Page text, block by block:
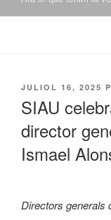
PUBLICAT
JULIOL 16, 2025
SIAU
director
Ismael
Directors generals